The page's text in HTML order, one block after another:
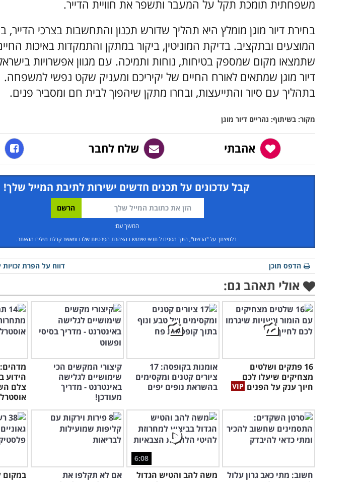
משפחתית תומכת תקל על המעבר ותשפר את חוויית הדייר.
בחירת דיור מוגן מומלץ היא תהליך שדורש תכנון והתחשבות בצרכי הדייר,
המוצעים ובתקציב. בדיקת המוניטין, ביקור במתקן והתמקדות באיכות
שתמצאו מקום שמספק בטיחות, נוחות ותמיכה. עם מגוון אפשרויות
דיור מוגן שמתאים לאורח החיים של יקיריכם ומעניק שקט נפשי למשפחה.
בתהליך עם סיור והתייעצות, ובחרו מתקן שיהפוך לבית חם ומסביר פנים.
מקור: בשיתוף: נהריים דיור מוגן
אהבתי שלח לחבר
קבל עדכונים על תכנים חדשים ישירות לתיבת המייל שלך!
המשך עם:
בלחיצתך על "הרשם", הינך מסכים ל תנאי שימוש ו הצהרת הפרטיות שלנו ומאשר קבלת מיילים מהאתר.
דווח על הפרת זכויות הדפס תוכן
אולי תאהב גם:
16 פתקים ושלטים
מצחיקים שיעלו לכם
חיוך ענק על הפנים
אומנות בקופסה: 17
ציורים קטנים ומקסימים
בהשראת נופים יפים
קיצורי המקשים הכי
שימושיים לגלישה
באינטרנט - מדריך
מעודכן!
הידוע
צלם
חשוב: מתי כאב גרון עלול
6:08
משה להב והטיש הגדול
אם לא תקלפו את
במקום